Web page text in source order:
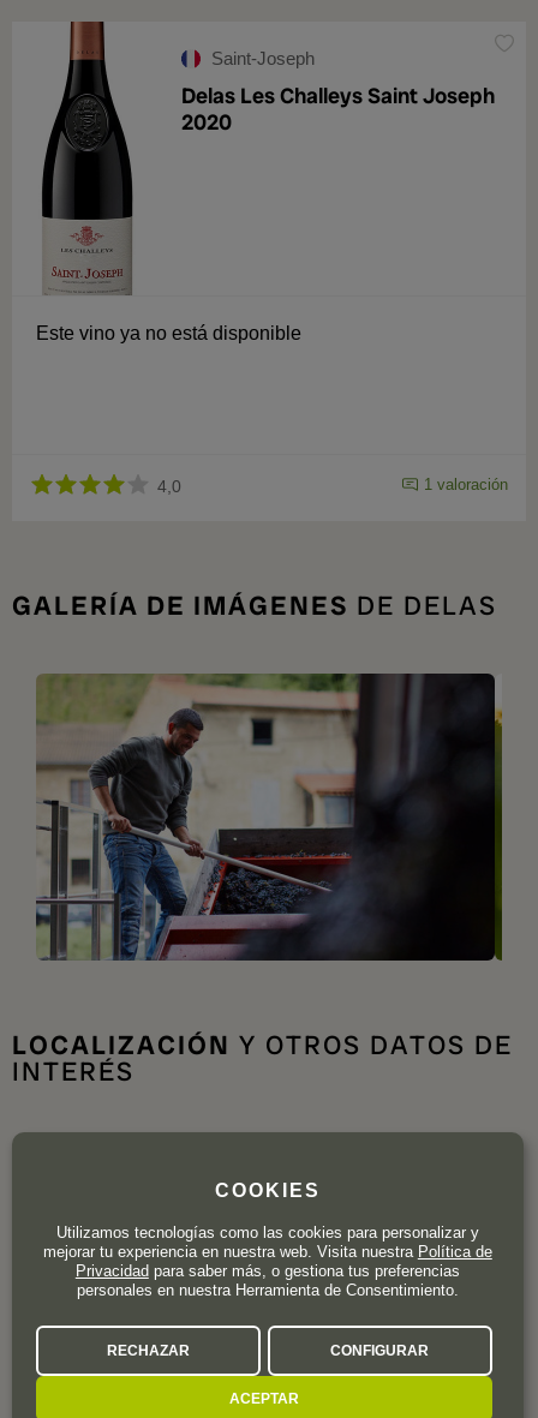
Saint-Joseph
Delas Les Challeys Saint Joseph
2020
Este vino ya no está disponible
4,0 1 valoración
GALERÍA DE IMÁGENES DE DELAS
LOCALIZACIÓN Y OTROS DATOS DE
INTERÉS
DELAS
Francia
Año de fundación
1835
COOKIES
Utilizamos tecnologías como las cookies para personalizar y
mejorar tu experiencia en nuestra web. Visita nuestra Política de
Privacidadpara saber más, o gestiona tus preferencias
personales en nuestra Herramienta de Consentimiento.
RECHAZAR CONFIGURAR
ACEPTAR